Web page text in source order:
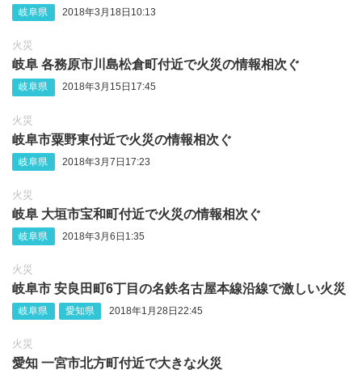
岐阜県 2018年3月18日10:13
火災
岐阜 各務原市川島松倉町付近で火災の情報相次ぐ
岐阜県 2018年3月15日17:45
火災
岐阜市粟野東付近で火災の情報相次ぐ
岐阜県 2018年3月7日17:23
火災
岐阜 大垣市宝和町付近で火災の情報相次ぐ
岐阜県 2018年3月6日1:35
火災
岐阜市 安良田町6丁目の名鉄名古屋本線沿線で激しい火災
岐阜県 愛知県 2018年1月28日22:45
火災
愛知 一宮市北方町付近で大きな火災